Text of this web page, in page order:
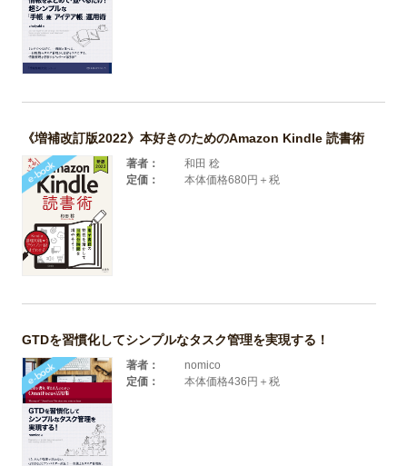
《増補改訂版2022》本好きのためのAmazon Kindle 読書術
著者：
和田 稔
定価：
本体価格680円＋税
GTDを習慣化してシンプルなタスク管理を実現する！
著者：
nomico
定価：
本体価格436円＋税